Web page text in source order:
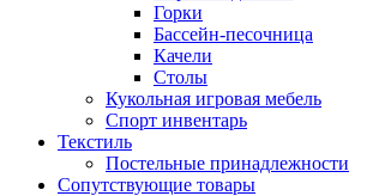
Горки
Бассейн-песочница
Качели
Столы
Кукольная игровая мебель
Спорт инвентарь
Текстиль
Постельные принадлежности
Сопутствующие товары